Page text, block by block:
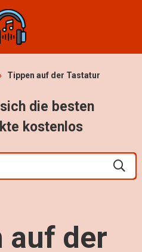
Tippen auf der Tastatur
die besten
kostenlos
auf der